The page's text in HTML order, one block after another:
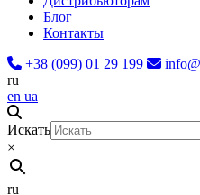
Блог
Контакты
+38 (099) 01 29 199
ru
en ua
Искать
×
ru